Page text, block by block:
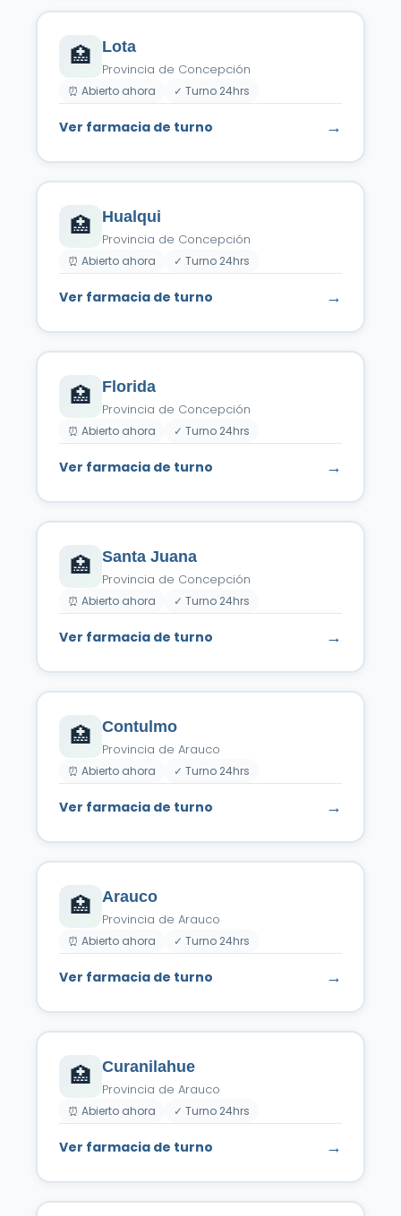
🏥 Lota
Provincia de Concepción
⏰ Abierto ahora ✓ Turno 24hrs
Ver farmacia de turno →
🏥 Hualqui
Provincia de Concepción
⏰ Abierto ahora ✓ Turno 24hrs
Ver farmacia de turno →
🏥 Florida
Provincia de Concepción
⏰ Abierto ahora ✓ Turno 24hrs
Ver farmacia de turno →
🏥 Santa Juana
Provincia de Concepción
⏰ Abierto ahora ✓ Turno 24hrs
Ver farmacia de turno →
🏥 Contulmo
Provincia de Arauco
⏰ Abierto ahora ✓ Turno 24hrs
Ver farmacia de turno →
🏥 Arauco
Provincia de Arauco
⏰ Abierto ahora ✓ Turno 24hrs
Ver farmacia de turno →
🏥 Curanilahue
Provincia de Arauco
⏰ Abierto ahora ✓ Turno 24hrs
Ver farmacia de turno →